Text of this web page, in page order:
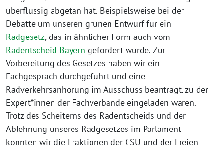
überflüssig abgetan hat. Beispielsweise bei der
Debatte um unseren grünen Entwurf für ein
Radgesetz, das in ähnlicher Form auch vom
Radentscheid Bayern gefordert wurde. Zur
Vorbereitung des Gesetzes haben wir ein
Fachgespräch durchgeführt und eine
Radverkehrsanhörung im Ausschuss beantragt, zu der
Expert*innen der Fachverbände eingeladen waren.
Trotz des Scheiterns des Radentscheids und der
Ablehnung unseres Radgesetzes im Parlament
konnten wir die Fraktionen der CSU und der Freien